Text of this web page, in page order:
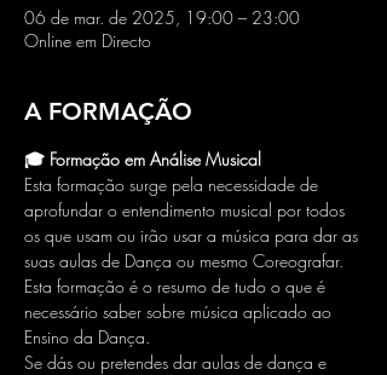
06 de mar. de 2025, 19:00 – 23:00
Online em Directo
A FORMAÇÃO
🎓 Formação em Análise Musical
Esta formação surge pela necessidade de
aprofundar o entendimento musical por todos
os que usam ou irão usar a música para dar as
suas aulas de Dança ou mesmo Coreografar.
Esta formação é o resumo de tudo o que é
necessário saber sobre música aplicado ao
Ensino da Dança.
Se dás ou pretendes dar aulas de dança e